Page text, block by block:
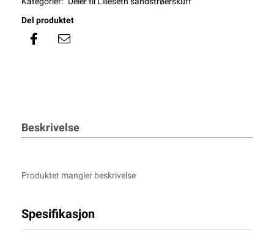
Del produktet
Beskrivelse
Produktet mangler beskrivelse
Spesifikasjon